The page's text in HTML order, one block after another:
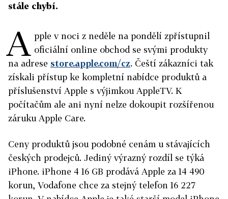
stále chybí.
A pple v noci z neděle na pondělí zpřístupnil
oficiální online obchod se svými produkty
na adrese store.apple.com/cz. Čeští zákazníci tak
získali přístup ke kompletní nabídce produktů a
příslušenství Apple s výjimkou AppleTV. K
počítačům ale ani nyní nelze dokoupit rozšířenou
záruku Apple Care.
Ceny produktů jsou podobné cenám u stávajících
českých prodejců. Jediný výrazný rozdíl se týká
iPhone. iPhone 4 16 GB prodává Apple za 14 490
korun, Vodafone chce za stejný telefon 16 227